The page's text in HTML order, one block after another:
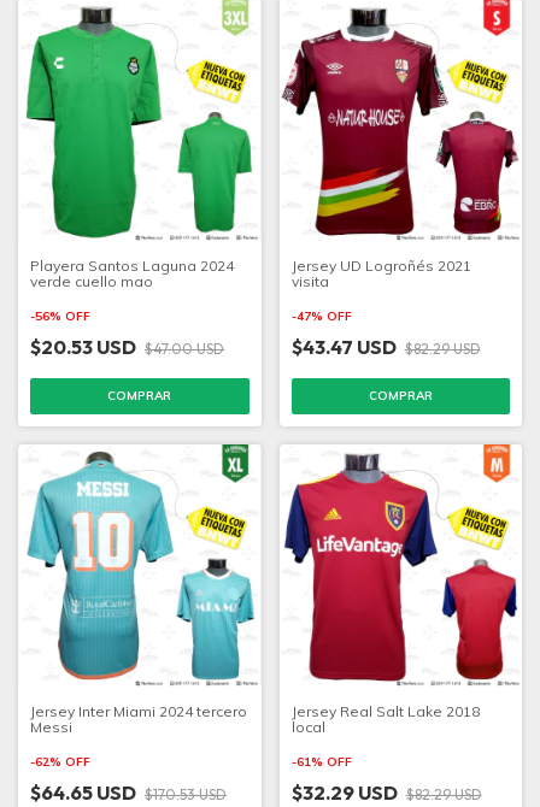
Playera Santos Laguna 2024
verde cuello mao
-56% OFF
$20.53 USD $47.00 USD
COMPRAR
Jersey UD Logroñés 2021
visita
-47% OFF
$43.47 USD $82.29 USD
COMPRAR
Jersey Inter Miami 2024 tercero
Messi
-62% OFF
$64.65 USD $170.53 USD
Jersey Real Salt Lake 2018
local
-61% OFF
$32.29 USD $82.29 USD